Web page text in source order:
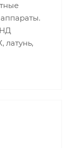
латунь,